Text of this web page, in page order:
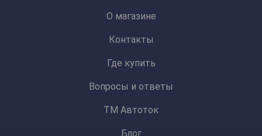
О магазине
Контакты
Где купить
Вопросы и ответы
ТМ Автоток
Блог